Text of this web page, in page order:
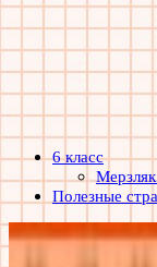
6 класс
Полезные